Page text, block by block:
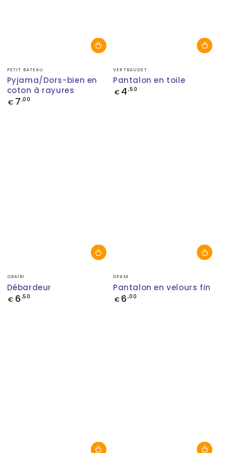
Fournisseur:
PETIT BATEAU
Pyjama/Dors-bien en
coton à rayures
Prix
€ 7 ,00
Fournisseur:
VERTBAUDET
Pantalon en toile
Prix
€ 4 ,50
Fournisseur:
OBAÏBI
Débardeur
Prix
€ 6 ,50
Fournisseur:
DPAM
Pantalon en velours fin
Prix
€ 6 ,00